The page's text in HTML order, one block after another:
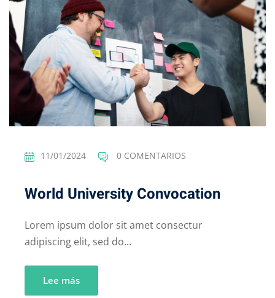
11/01/2024 0 COMENTARIOS
World University Convocation
Lorem ipsum dolor sit amet consectur
adipiscing elit, sed do...
Lee más